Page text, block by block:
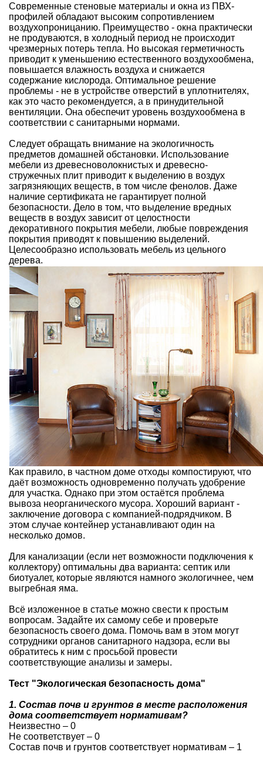
Современные стеновые материалы и окна из ПВХ-
профилей обладают высоким сопротивлением
воздухопроницанию. Преимущество - окна практически
не продуваются, в холодный период не происходит
чрезмерных потерь тепла. Но высокая герметичность
приводит к уменьшению естественного воздухообмена,
повышается влажность воздуха и снижается
содержание кислорода. Оптимальное решение
проблемы - не в устройстве отверстий в уплотнителях,
как это часто рекомендуется, а в принудительной
вентиляции. Она обеспечит уровень воздухообмена в
соответствии с санитарными нормами.
Следует обращать внимание на экологичность
предметов домашней обстановки. Использование
мебели из древесноволокнистых и древесно-
стружечных плит приводит к выделению в воздух
загрязняющих веществ, в том числе фенолов. Даже
наличие сертификата не гарантирует полной
безопасности. Дело в том, что выделение вредных
веществ в воздух зависит от целостности
декоративного покрытия мебели, любые повреждения
покрытия приводят к повышению выделений.
Целесообразно использовать мебель из цельного
дерева.
Как правило, в частном доме отходы компостируют, что
даёт возможность одновременно получать удобрение
для участка. Однако при этом остаётся проблема
вывоза неорганического мусора. Хороший вариант -
заключение договора с компанией-подрядчиком. В
этом случае контейнер устанавливают один на
несколько домов.
Для канализации (если нет возможности подключения к
коллектору) оптимальны два варианта: септик или
биотуалет, которые являются намного экологичнее, чем
выгребная яма.
Всё изложенное в статье можно свести к простым
вопросам. Задайте их самому себе и проверьте
безопасность своего дома. Помочь вам в этом могут
сотрудники органов санитарного надзора, если вы
обратитесь к ним с просьбой провести
соответствующие анализы и замеры.
Тест "Экологическая безопасность дома"
1. Состав почв и грунтов в месте расположения
дома соответствует нормативам?
Неизвестно – 0
Не соответствует – 0
Состав почв и грунтов соответствует нормативам – 1